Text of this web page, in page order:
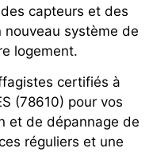
capteurs et des
nouveau système de
logement.
certifiés à
(78610) pour vos
et de dépannage de
réguliers et une